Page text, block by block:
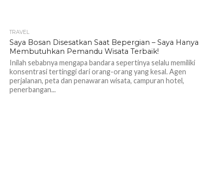
TRAVEL
Saya Bosan Disesatkan Saat Bepergian – Saya Hanya
Membutuhkan Pemandu Wisata Terbaik!
Inilah sebabnya mengapa bandara sepertinya selalu memiliki
konsentrasi tertinggi dari orang-orang yang kesal. Agen
perjalanan, peta dan penawaran wisata, campuran hotel,
penerbangan...